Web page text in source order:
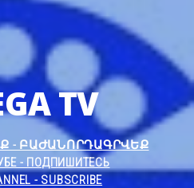
TV
- ԲԱԺԱՆՈՐԴԱԳՐՎԵՔ
- ПОДПИШИТЕСЬ
- SUBSCRIBE